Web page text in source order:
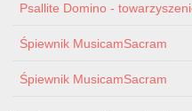
Psallite Domino -
Śpiewnik MusicamSacram
Śpiewnik MusicamSacram